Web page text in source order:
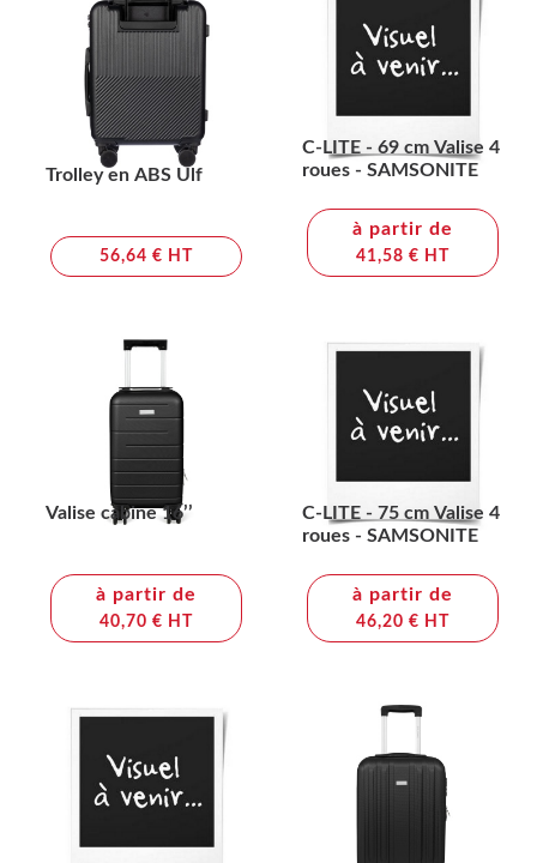
Trolley en ABS Ulf
56,64 € HT
C-LITE - 69 cm Valise 4
roues - SAMSONITE
à partir de
41,58 € HT
Valise cabine 16’’
à partir de
40,70 € HT
C-LITE - 75 cm Valise 4
roues - SAMSONITE
à partir de
46,20 € HT